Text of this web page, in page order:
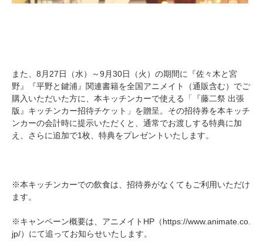
また、8月27日（水）～9月30日（火）の期間に『佐々木と宮
野』『平野と鍵浦』関連書籍を全国アニメイト（通販含む）でご
購入いただいた方に、本キッチンカーで使える「『藤二祭 出張
版』キッチンカー招待チケット」を贈呈。その招待券を本キッチ
ンカーの会計時に提示いただくと、通常でお渡しする特典に加
え、さらに追加で1枚、特典をプレゼントいたします。
※本キッチンカーでの飲食は、招待券がなくてもご利用いただけ
ます。
※キャンペーン概要は、アニメイトHP（https://www.animate.co.
jp/）にて追ってお知らせいたします。